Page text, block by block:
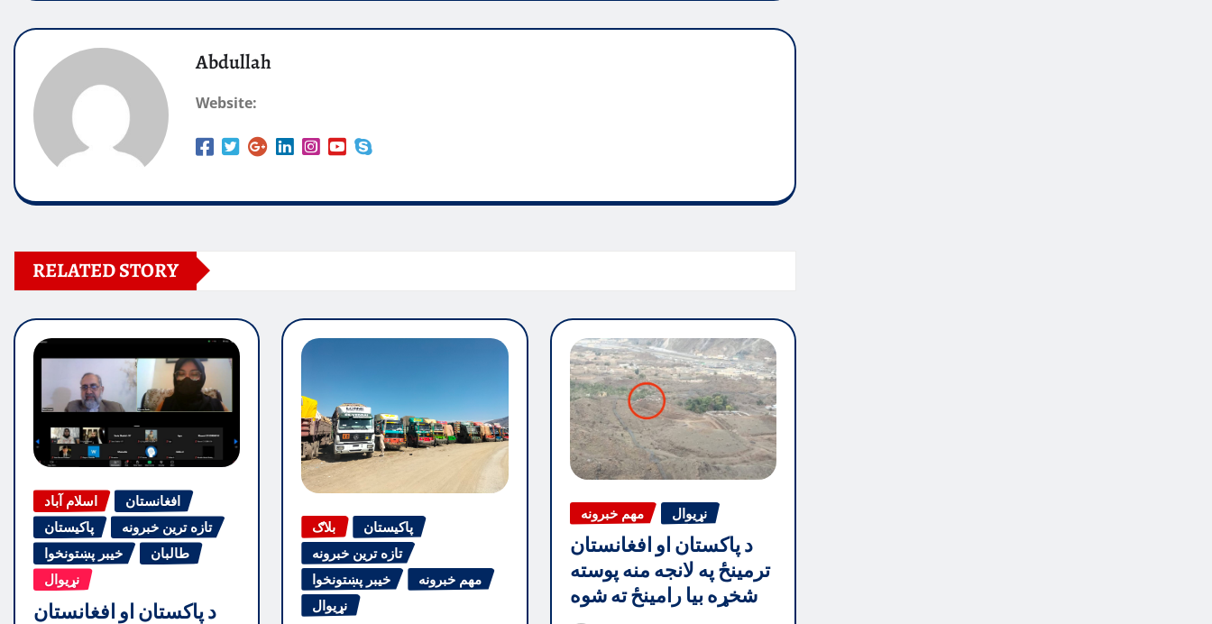
Abdullah
Website:
RELATED STORY
اسلام آباد
افغانستان
پاکیستان
تازه ترین خبرونه
خیبر پښتونخوا
طالبان
نړیوال
د پاکستان او افغانستان
بلاګ
پاکیستان
تازه ترین خبرونه
خیبر پښتونخوا
مهم خبرونه
نړیوال
مهم خبرونه نړیوال
د پاکستان او افغانستان
ترمینځ په لانجه منه پوسته
شخړه بیا رامینځ ته شوه